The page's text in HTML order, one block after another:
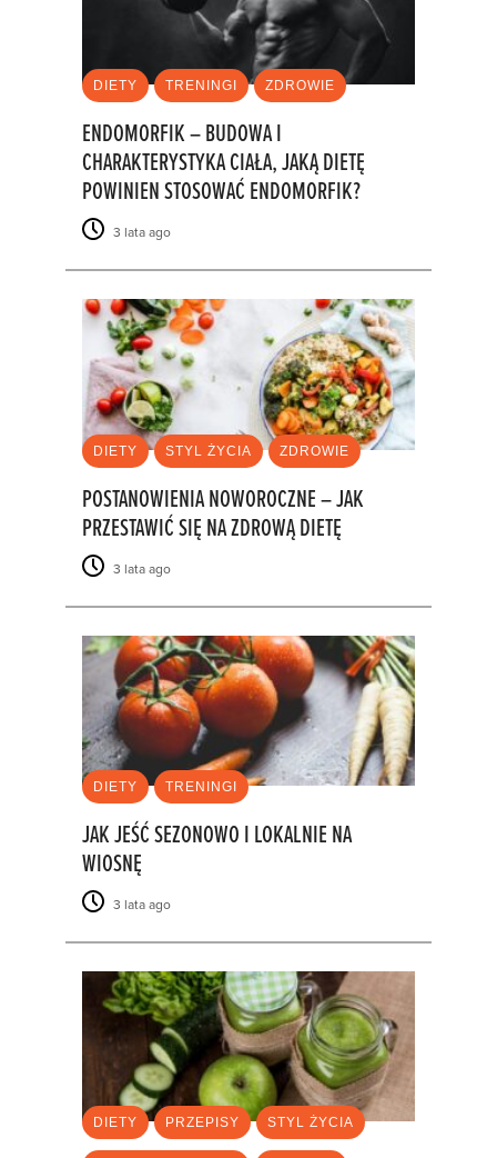
DIETY TRENINGI ZDROWIE
ENDOMORFIK – BUDOWA I
CHARAKTERYSTYKA CIAŁA, JAKĄ DIETĘ
POWINIEN STOSOWAĆ ENDOMORFIK?
3 lata ago
DIETY STYL ŻYCIA ZDROWIE
POSTANOWIENIA NOWOROCZNE – JAK
PRZESTAWIĆ SIĘ NA ZDROWĄ DIETĘ
3 lata ago
DIETY TRENINGI
JAK JEŚĆ SEZONOWO I LOKALNIE NA
WIOSNĘ
3 lata ago
DIETY PRZEPISY STYL ŻYCIA